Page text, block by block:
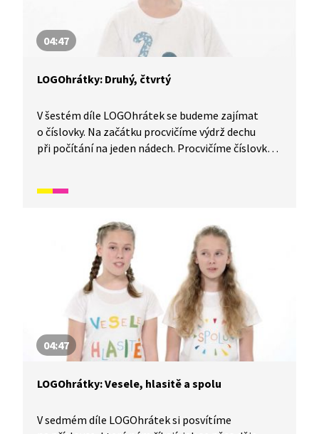
04:47
LOGOhrátky: Druhý, čtvrtý
V šestém díle LOGOhrátek se budeme zajímat
o číslovky. Na začátku procvičíme výdrž dechu
při počítání na jeden nádech. Procvičíme číslovky
co znamená gesto s jedničkou, a na závěr zkusíme
04:47
LOGOhrátky: Vesele, hlasitě a spolu
V sedmém díle LOGOhrátek si posvítíme